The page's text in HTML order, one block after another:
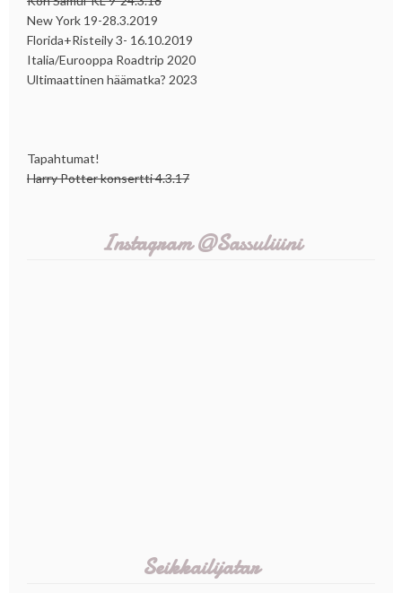
New York 19-28.3.2019
Florida+Risteily 3- 16.10.2019
Italia/Eurooppa Roadtrip 2020
Ultimaattinen häämatka? 2023
Tapahtumat!
Harry Potter konsertti 4.3.17
Instagram @Sassuliiini
Seikkailijatar